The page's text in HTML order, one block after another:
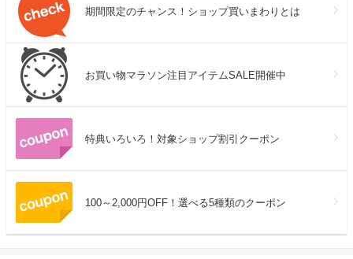
期間限定のチャンス！ショップ買いまわりとは
お買い物マラソン注目アイテムSALE開催中
特典いろいろ！対象ショップ割引クーポン
100～2,000円OFF！選べる5種類のクーポン